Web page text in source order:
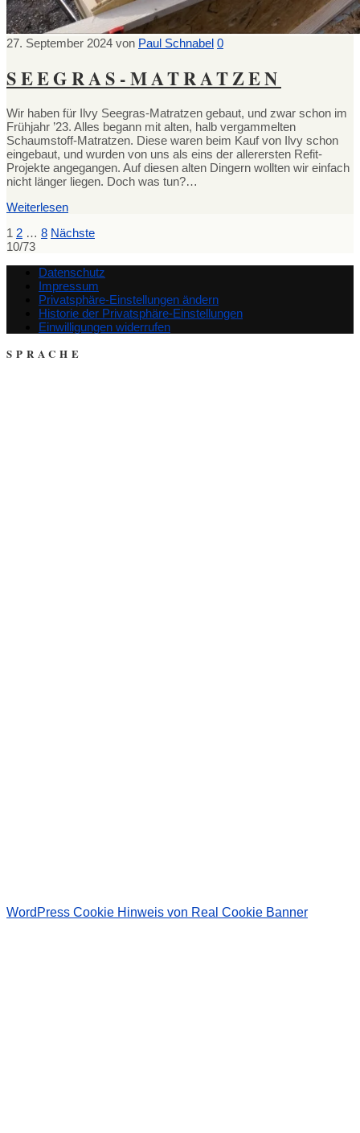
27. September 2024 von Paul Schnabel 0
SEEGRAS-MATRATZEN
Wir haben für Ilvy Seegras-Matratzen gebaut, und zwar schon im
Frühjahr ’23. Alles begann mit alten, halb vergammelten
Schaumstoff-Matratzen. Diese waren beim Kauf von Ilvy schon
eingebaut, und wurden von uns als eins der allerersten Refit-
Projekte angegangen. Auf diesen alten Dingern wollten wir einfach
nicht länger liegen. Doch was tun?…
Weiterlesen
SEITENNUMMERIERUNG
DER
BEITRÄGE
1 2 … 8 Nächste
10/73
Datenschutz
Impressum
Privatsphäre-Einstellungen ändern
Historie der Privatsphäre-Einstellungen
Einwilligungen widerrufen
SPRACHE
WordPress Cookie Hinweis von Real Cookie Banner